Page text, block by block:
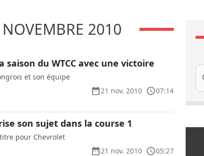
2010
saison du WTCC avec une victoire
et son équipe
21 nov. 2010
07:14
son sujet dans la course 1
pour Chevrolet
21 nov. 2010
05:27